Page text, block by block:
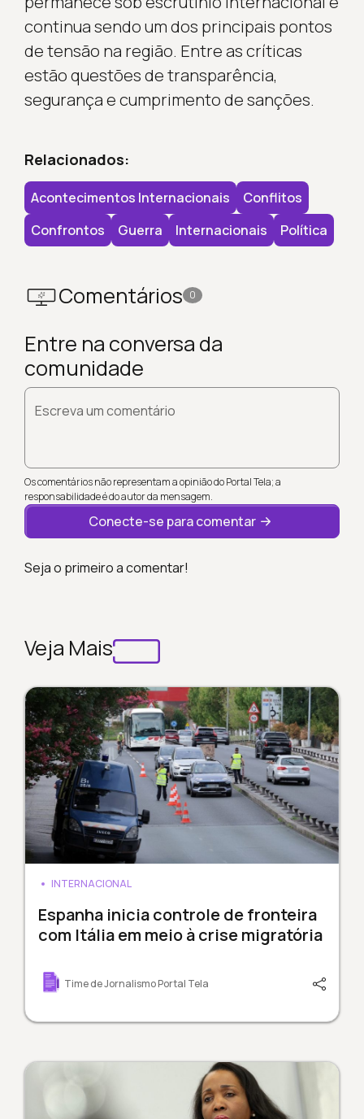
continua sendo um dos principais pontos
de tensão na região. Entre as críticas
estão questões de transparência,
segurança e cumprimento de sanções.
Relacionados:
Acontecimentos Internacionais
Conflitos
Confrontos
Guerra Internacionais Política
Comentários 0
Entre na conversa da
comunidade
Escreva um comentário
Os comentários não representam a opinião do Portal Tela; a
responsabilidade é do autor da mensagem.
Conecte-se para comentar
Seja o primeiro a comentar!
Veja Mais
INTERNACIONAL
Espanha inicia controle de fronteira
com Itália em meio à crise migratória
Time de Jornalismo Portal Tela